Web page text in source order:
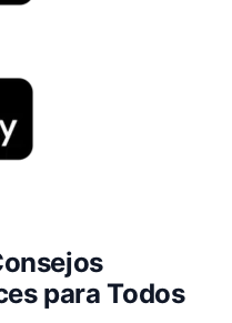
para Todos